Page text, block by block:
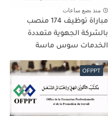
منذ بضع ساعات
مباراة توظيف 174 منصب
بالشركة الجهوية متعددة
الخدمات سوس ماسة
OFPPT